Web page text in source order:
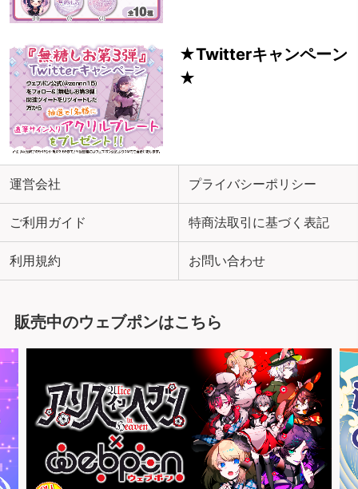
★Twitterキャンペーン
★
運営会社 プライバシーポリシー
ご利用ガイド 特商法取引に基づく表記
利用規約 お問い合わせ
販売中のウェブポンはこちら